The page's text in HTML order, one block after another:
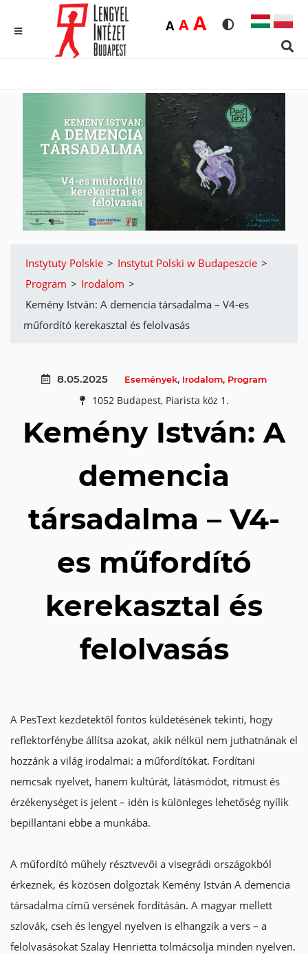
Rozmiar
ADomyślna
AŚrednia
ADużaWersja
Instytuty Polskie > Instytut Polski w Budapeszcie >
Program > Irodalom >
Kemény István: A demencia társadalma – V4-es
műfordító kerekasztal és felolvasás
8.05.2025 Események, Irodalom, Program
1052 Budapest, Piarista köz 1.
Kemény István: A
demencia
társadalma – V4-
es műfordító
kerekasztal és
felolvasás
A PesText kezdetektől fontos küldetésének tekinti, hogy
reflektorfénybe állítsa azokat, akik nélkül nem juthatnának el
hozzánk a világ irodalmai: a műfordítókat. Fordítani
nemcsak nyelvet, hanem kultúrát, látásmódot, ritmust és
érzékenységet is jelent – idén is különleges lehetőség nyílik
bepillantani ebbe a munkába.
A műfordító műhely résztvevői a visegrádi országokból
érkeznek, és közösen dolgoztak Kemény István A demencia
társadalma című versének fordításán. A magyar mellett
szlovák, cseh és lengyel nyelven is elhangzik a vers – a
felolvasásokat Szalay Henrietta tolmácsolja minden nyelven.